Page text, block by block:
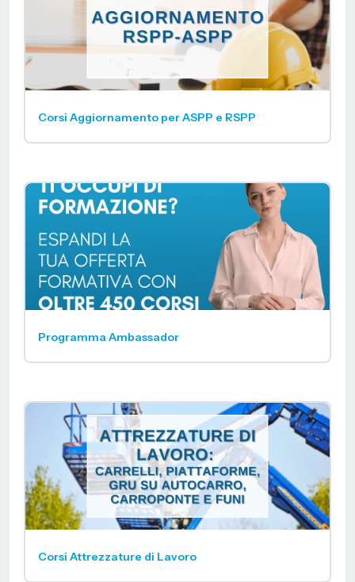
Corsi Aggiornamento per ASPP e RSPP
Programma Ambassador
Corsi Attrezzature di Lavoro